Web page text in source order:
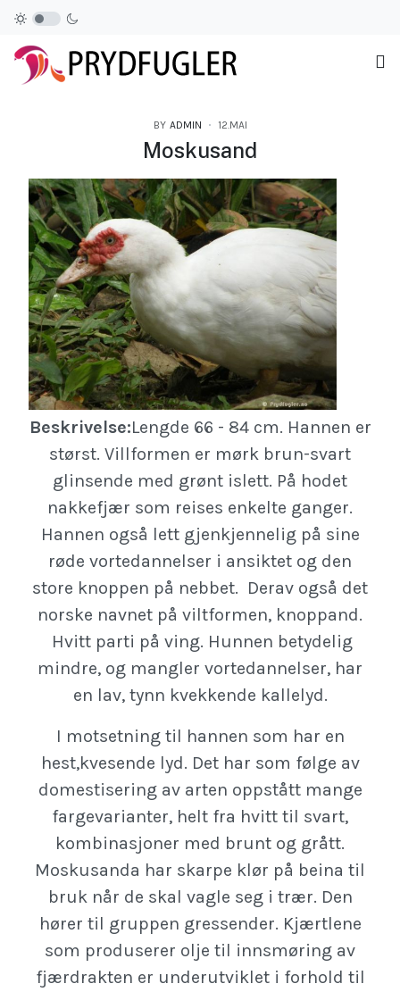
BY ADMIN 12.MAI
Moskusand
Beskrivelse:Lengde 66 - 84 cm. Hannen er
størst. Villformen er mørk brun-svart
glinsende med grønt islett. På hodet
nakkefjær som reises enkelte ganger.
Hannen også lett gjenkjennelig på sine
røde vortedannelser i ansiktet og den
store knoppen på nebbet. Derav også det
norske navnet på viltformen, knoppand.
Hvitt parti på ving. Hunnen betydelig
mindre, og mangler vortedannelser, har
en lav, tynn kvekkende kallelyd.
I motsetning til hannen som har en
hest,kvesende lyd. Det har som følge av
domestisering av arten oppstått mange
fargevarianter, helt fra hvitt til svart,
kombinasjoner med brunt og grått.
Moskusanda har skarpe klør på beina til
bruk når de skal vagle seg i trær. Den
hører til gruppen gressender. Kjærtlene
som produserer olje til innsmøring av
fjærdrakten er underutviklet i forhold til